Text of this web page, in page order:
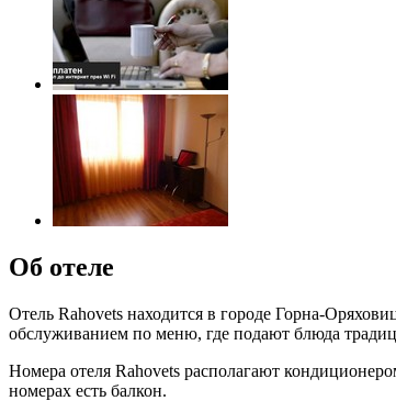
Об отеле
Отель Rahovets находится в городе Горна-
обслуживанием по меню, где подают блюда
Номера отеля Rahovets располагают
номерах есть балкон.